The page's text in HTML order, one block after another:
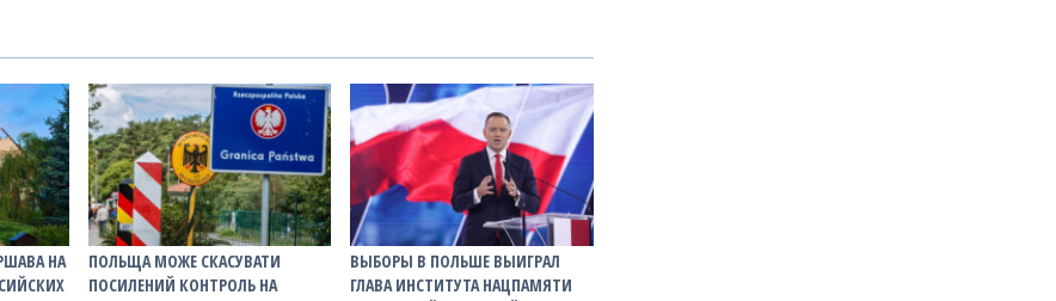
НА
ПОЛЬЩА МОЖЕ СКАСУВАТИ
ПОСИЛЕНИЙ КОНТРОЛЬ НА
ВЫБОРЫ В ПОЛЬШЕ ВЫИГРАЛ
ГЛАВА ИНСТИТУТА НАЦПАМЯТИ